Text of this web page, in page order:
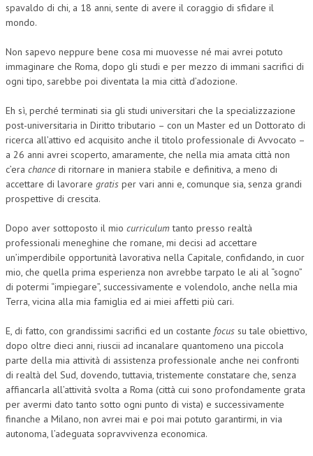
INVITI E PROMOZIONI
spavaldo di chi, a 18 anni, sente di avere il coraggio di sfidare il
mondo.
Non sapevo neppure bene cosa mi muovesse né mai avrei potuto
immaginare che Roma, dopo gli studi e per mezzo di immani sacrifici di
ogni tipo, sarebbe poi diventata la mia città d’adozione.
Eh sì, perché terminati sia gli studi universitari che la specializzazione
post-universitaria in Diritto tributario – con un Master ed un Dottorato di
ricerca all’attivo ed acquisito anche il titolo professionale di Avvocato –
a 26 anni avrei scoperto, amaramente, che nella mia amata città non
c’era chancedi ritornare in maniera stabile e definitiva, a meno di
accettare di lavorare gratis per vari anni e, comunque sia, senza grandi
prospettive di crescita.
Dopo aver sottoposto il mio curriculumtanto presso realtà
professionali meneghine che romane, mi decisi ad accettare
un’imperdibile opportunità lavorativa nella Capitale, confidando, in cuor
mio, che quella prima esperienza non avrebbe tarpato le ali al “sogno”
di potermi “impiegare”, successivamente e volendolo, anche nella mia
Terra, vicina alla mia famiglia ed ai miei affetti più cari.
E, di fatto, con grandissimi sacrifici ed un costante focus su tale obiettivo,
dopo oltre dieci anni, riuscii ad incanalare quantomeno una piccola
parte della mia attività di assistenza professionale anche nei confronti
di realtà del Sud, dovendo, tuttavia, tristemente constatare che, senza
affiancarla all’attività svolta a Roma (città cui sono profondamente grata
per avermi dato tanto sotto ogni punto di vista) e successivamente
finanche a Milano, non avrei mai e poi mai potuto garantirmi, in via
autonoma, l’adeguata sopravvivenza economica.